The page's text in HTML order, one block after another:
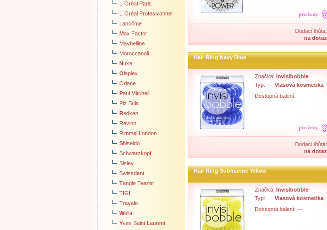
L´Oréal Paris
L´Oréal Professionnel
Lancôme
Max Factor
Maybelline
Moroccanoil
Nuxe
Olaplex
Orlane
Paul Mitchell
Piz Buin
Redken
Revlon
Rimmel London
Shiseido
Schwarzkopf
Sisley
Swissdent
Tangle Teezer
TIGI
Travalo
Wella
Yves Saint Laurent
Dodací lhůta:
na dotaz
Hair Ring Navy Blue
Značka: Invisibobble
Typ:
Vlasová kosmetika
Dostupná balení: ---
Dodací lhůta:
na dotaz
Hair Ring Submarine Yellow
Značka: Invisibobble
Typ:
Vlasová kosmetika
Dostupná balení: ---